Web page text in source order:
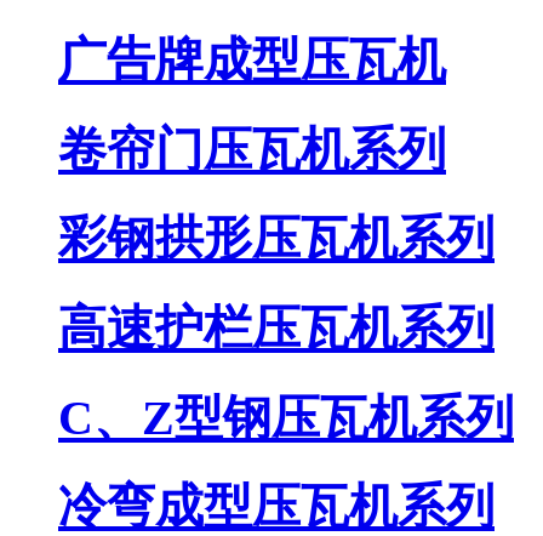
广告牌成型压瓦机
卷帘门压瓦机系列
彩钢拱形压瓦机系列
高速护栏压瓦机系列
C、Z型钢压瓦机系列
冷弯成型压瓦机系列